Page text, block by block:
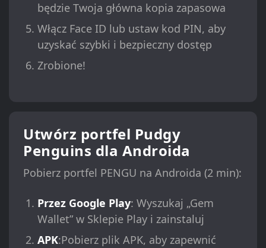
będzie Twoja główna kopia zapasowa
Włącz Face ID lub ustaw kod PIN, aby
uzyskać szybki i bezpieczny dostęp
Zrobione!
Utwórz portfel Pudgy
Penguins dla Androida
Pobierz portfel PENGU na Androida (2 min):
Przez Google Play: Wyszukaj „Gem
Wallet” w Sklepie Play i zainstaluj
APK:Pobierz plik APK, aby zapewnić